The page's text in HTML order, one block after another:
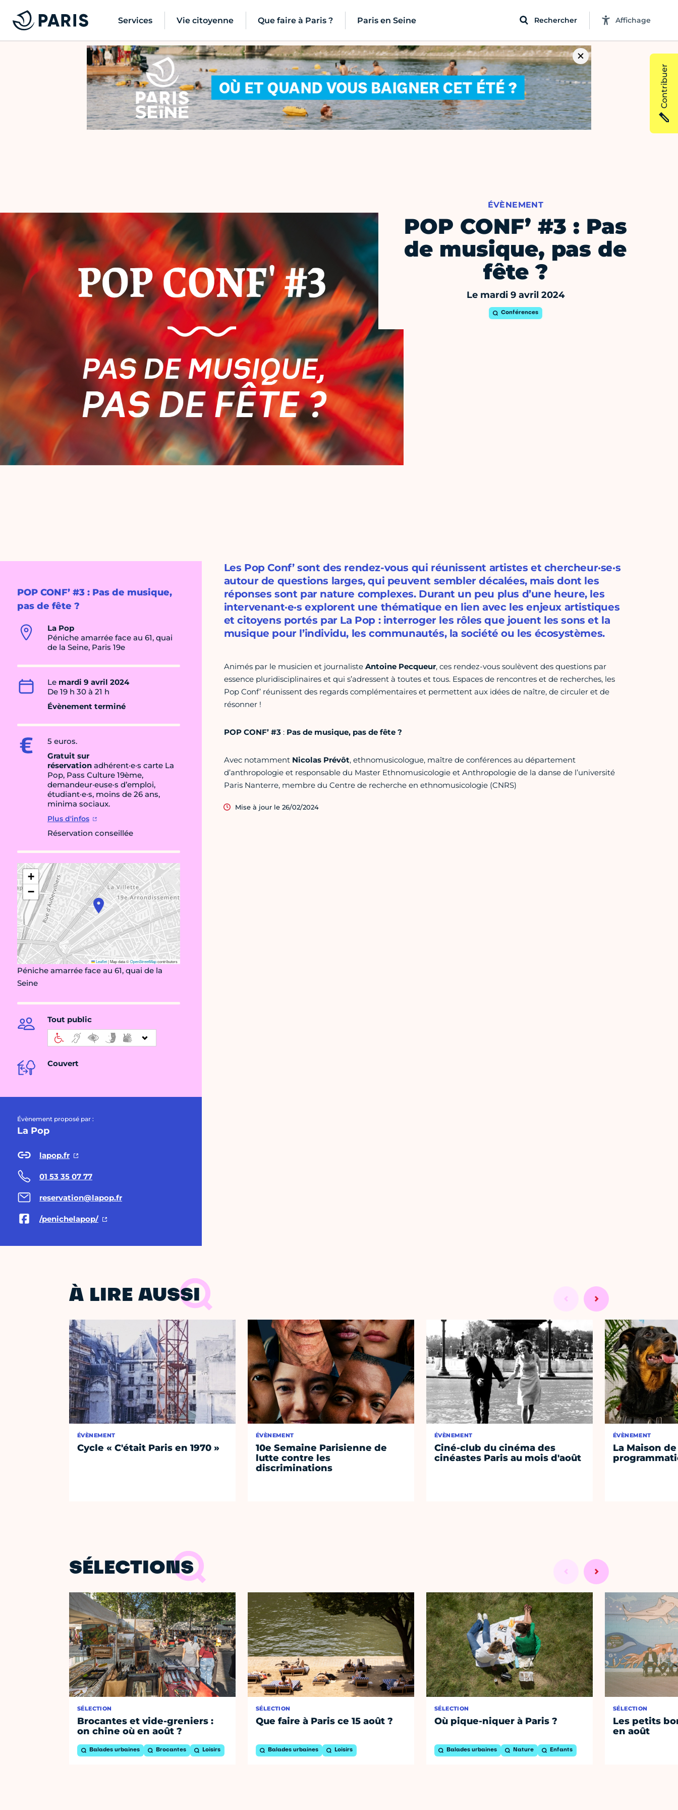
Services Vie citoyenne Que faire à Paris ? Paris en Seine Rechercher Affichage
ÉVÈNEMENT
POP CONF’ #3 : Pas
de musique, pas de
fête ?
Le mardi 9 avril 2024
Conférences
POP CONF’ #3 : Pas de musique,
pas de fête ?
La Pop
Péniche amarrée face au 61, quai
de la Seine, Paris 19e
Le mardi 9 avril 2024
De 19 h 30 à 21 h
Évènement terminé
5 euros.
Gratuit sur
réservation adhérent·e·s carte La
Pop, Pass Culture 19ème,
demandeur·euse·s d’emploi,
étudiant·e·s, moins de 26 ans,
minima sociaux.
Plus d'infos
Réservation conseillée
+
−
Leaflet|Map data ©OpenStreetMapcontributors
Péniche amarrée face au 61, quai de la
Seine
Tout public
Couvert
Évènement proposé par :
La Pop
lapop.fr
01 53 35 07 77
reservation@lapop.fr
/penichelapop/
Les Pop Conf’ sont des rendez-vous qui réunissent artistes et chercheur·se·s
autour de questions larges, qui peuvent sembler décalées, mais dont les
réponses sont par nature complexes. Durant un peu plus d’une heure, les
intervenant·e·s explorent une thématique en lien avec les enjeux artistiques
et citoyens portés par La Pop : interroger les rôles que jouent les sons et la
musique pour l’individu, les communautés, la société ou les écosystèmes.
Animés par le musicien et journaliste Antoine Pecqueur, ces rendez-vous soulèvent des questions par
essence pluridisciplinaires et qui s’adressent à toutes et tous. Espaces de rencontres et de recherches, les
Pop Conf’ réunissent des regards complémentaires et permettent aux idées de naître, de circuler et de
résonner !
POP CONF’ #3 : Pas de musique, pas de fête ?
Avec notamment Nicolas Prévôt, ethnomusicologue, maître de conférences au département
d’anthropologie et responsable du Master Ethnomusicologie et Anthropologie de la danse de l’université
Paris Nanterre, membre du Centre de recherche en ethnomusicologie (CNRS)
Mise à jour le 26/02/2024
À LIRE AUSSI
ÉVÈNEMENT
Cycle « C'était Paris en 1970 »
ÉVÈNEMENT
10e Semaine Parisienne de
lutte contre les
discriminations
ÉVÈNEMENT
Ciné-club du cinéma des
cinéastes Paris au mois d'août
ÉVÈNEMENT
La Maison
SÉLECTIONS
SÉLECTION
Brocantes et vide-greniers :
on chine où en août ?
Balades urbaines Brocantes Loisirs
SÉLECTION
Que faire à Paris ce 15 août ?
Balades urbaines Loisirs
SÉLECTION
Où pique-niquer à Paris ?
Balades urbaines Nature Enfants
SÉLECTION
Les petits
en août
Contribuer